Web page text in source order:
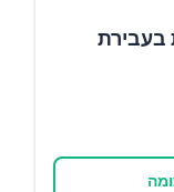
בעבירת